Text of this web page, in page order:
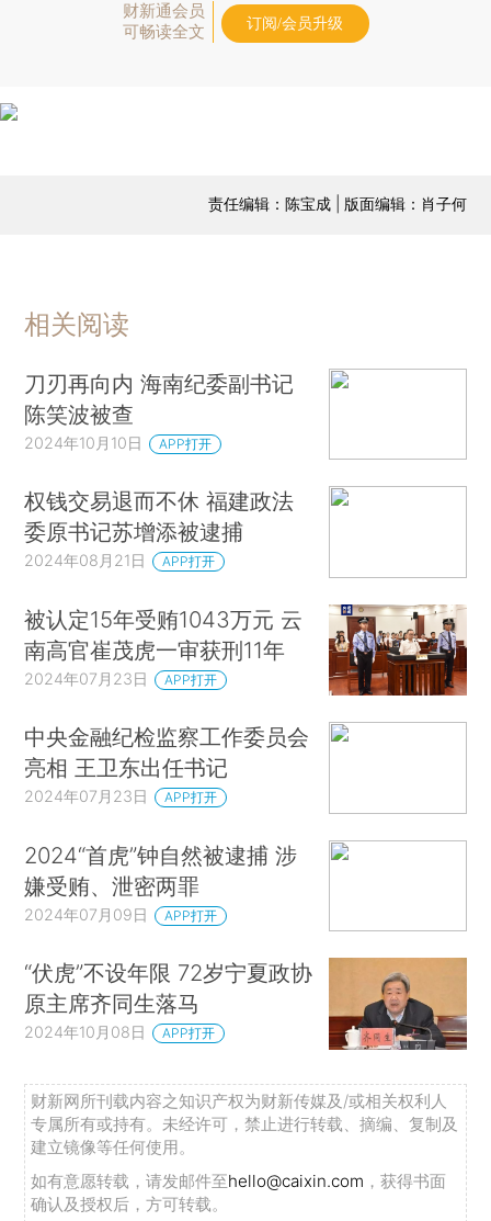
财新通会员
可畅读全文
订阅/会员升级
责任编辑：陈宝成 | 版面编辑：肖子何
相关阅读
刀刃再向内 海南纪委副书记
陈笑波被查
2024年10月10日 APP打开
权钱交易退而不休 福建政法
委原书记苏增添被逮捕
2024年08月21日 APP打开
被认定15年受贿1043万元 云
南高官崔茂虎一审获刑11年
2024年07月23日 APP打开
中央金融纪检监察工作委员会
亮相 王卫东出任书记
2024年07月23日 APP打开
2024“首虎”钟自然被逮捕 涉
嫌受贿、泄密两罪
2024年07月09日 APP打开
“伏虎”不设年限 72岁宁夏政协
原主席齐同生落马
2024年10月08日 APP打开
财新网所刊载内容之知识产权为财新传媒及/或相关权利人
专属所有或持有。未经许可，禁止进行转载、摘编、复制及
建立镜像等任何使用。
如有意愿转载，请发邮件至hello@caixin.com ，获得书面
确认及授权后，方可转载。